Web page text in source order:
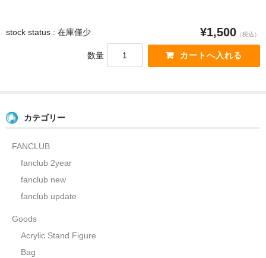
stock status : 在庫僅少 ¥1,500 （税込）
数量
カテゴリー
FANCLUB
fanclub 2year
fanclub new
fanclub update
Goods
Acrylic Stand Figure
Bag